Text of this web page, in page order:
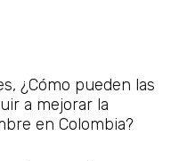
¿Cómo pueden las
a mejorar la
en Colombia?